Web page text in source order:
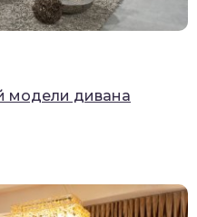
модели дивана